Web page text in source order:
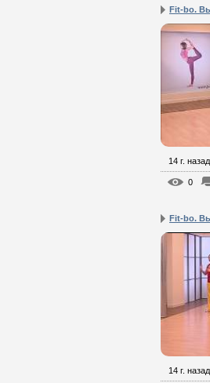
Fit-bo.
14 г. назад
0
Fit-bo.
14 г. назад